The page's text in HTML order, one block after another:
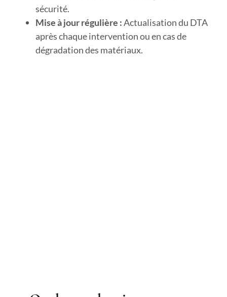
sécurité.
Mise à jour régulière :Actualisation du DTA
après chaque intervention ou en cas de
dégradation des matériaux.